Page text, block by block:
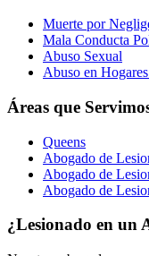
Muerte por
Mala Conducta
Abuso Sexual
Abuso en
Áreas que
Queens
Abogado de
Abogado de
Abogado de
¿Lesionado en un